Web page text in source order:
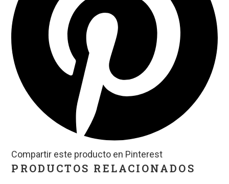
Compartir este producto en Pinterest
PRODUCTOS RELACIONADOS